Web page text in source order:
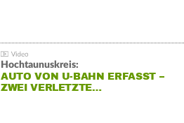
Hochtaunuskreis:
AUTO VON U-BAHN ERFASST –
ZWEI VERLETZTE…